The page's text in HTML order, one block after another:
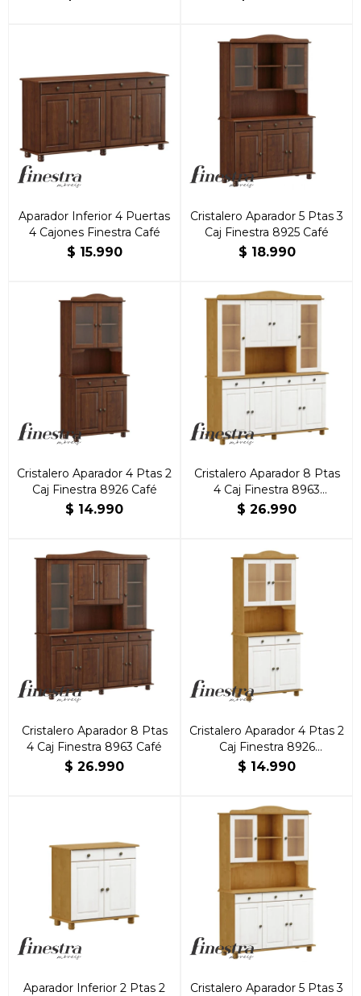
Aparador Inferior 4 Puertas
4 Cajones Finestra Café
$ 15.990
Cristalero Aparador 5 Ptas 3
Caj Finestra 8925 Café
$ 18.990
Cristalero Aparador 4 Ptas 2
Caj Finestra 8926 Café
$ 14.990
Cristalero Aparador 8 Ptas
4 Caj Finestra 8963
Robre/Blanco
$ 26.990
Cristalero Aparador 8 Ptas
4 Caj Finestra 8963 Café
$ 26.990
Cristalero Aparador 4 Ptas 2
Caj Finestra 8926
Roble/Blanco
$ 14.990
Aparador Inferior 2 Ptas 2
Cristalero Aparador 5 Ptas 3